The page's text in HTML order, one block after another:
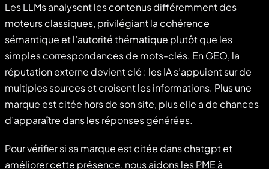
Les LLMs analysent les contenus différemment des
moteurs classiques, privilégiant la cohérence
sémantique et l’autorité thématique plutôt que les
simples correspondances de mots-clés. En GEO, la
réputation externe devient clé : les IA s’appuient sur de
multiples sources et croisent les informations. Plus une
marque est citée hors de son site, plus elle a de chances
d’apparaître dans les réponses générées.
Pour vérifier si sa marque est citée dans chatgpt et
améliorer cette présence, nous aidons les PME à